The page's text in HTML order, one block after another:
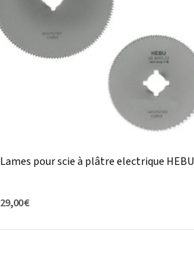
Lames pour scie à plâtre electrique HEBU
29,00 €